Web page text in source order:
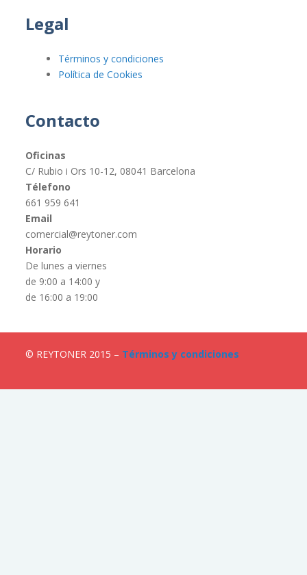
Legal
Términos y condiciones
Política de Cookies
Contacto
Oficinas
C/ Rubio i Ors 10-12, 08041 Barcelona
Télefono
661 959 641
Email
comercial@reytoner.com
Horario
De lunes a viernes
de 9:00 a 14:00 y
de 16:00 a 19:00
© REYTONER 2015 – Términos y condiciones